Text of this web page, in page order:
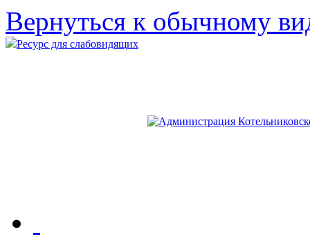
Вернуться к обычному
Ресурс для слабовидящих